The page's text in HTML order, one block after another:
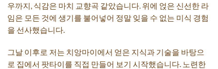
우까지, 식감은 마치 교향곡 같았습니다. 위에 얹은 신선한 라
임은 모든 것에 생기를 불어넣어 정말 잊을 수 없는 미식 경험
을 선사했습니다.
그날 이후로 저는 치앙마이에서 얻은 지식과 기술을 바탕으
로 집에서 팟타이를 직접 만들어 보기 시작했습니다. 노련한